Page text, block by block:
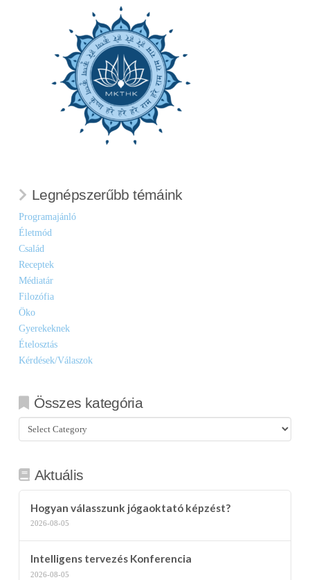
Legnépszerűbb témáink
Programajánló
Életmód
Család
Receptek
Médiatár
Filozófia
Öko
Gyerekeknek
Ételosztás
Kérdések/Válaszok
Összes kategória
Összes
kategória
Aktuális
Hogyan válasszunk jógaoktató képzést?
2026-08-05
Intelligens tervezés Konferencia
2026-08-05